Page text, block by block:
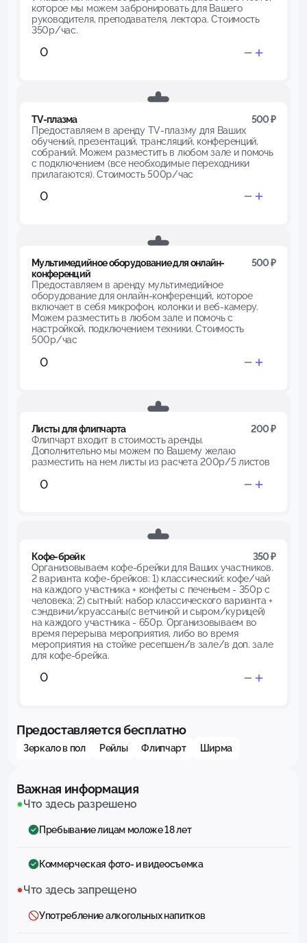
которое мы можем забронировать для Вашего
руководителя, преподавателя, лектора. Стоимость
350р/час.
TV-плазма
500 ₽
Предоставляем в аренду TV-плазму для Ваших
обучений, презентаций, трансляций, конференций,
собраний. Можем разместить в любом зале и помочь
с подключением (все необходимые переходники
прилагаются). Стоимость 500р/час
Мультимедийное оборудование для онлайн-
конференций
500 ₽
Предоставляем в аренду мультимедийное
оборудование для онлайн-конференций, которое
включает в себя микрофон, колонки и веб-камеру.
Можем разместить в любом зале и помочь с
настройкой, подключением техники. Стоимость
500р/час
Листы для флипчарта
200 ₽
Флипчарт входит в стоимость аренды.
Дополнительно мы можем по Вашему желаю
разместить на нем листы из расчета 200р/5 листов
Кофе-брейк
350 ₽
Организовываем кофе-брейки для Ваших участников.
2 варианта кофе-брейков: 1) классический: кофе/чай
на каждого участника + конфеты с печеньем - 350р с
человека; 2) сытный: набор классического варианта +
сэндвичи/круассаны(с ветчиной и сыром/курицей)
на каждого участника - 650р. Организовываем во
время перерыва мероприятия, либо во время
мероприятия на стойке ресепшен/в зале/в доп. зале
для кофе-брейка.
Предоставляется бесплатно
Зеркало в пол Рейлы Флипчарт Ширма
Важная информация
Что здесь разрешено
Пребывание лицам моложе 18 лет
Коммерческая фото- и видеосъемка
Что здесь запрещено
Употребление алкогольных напитков